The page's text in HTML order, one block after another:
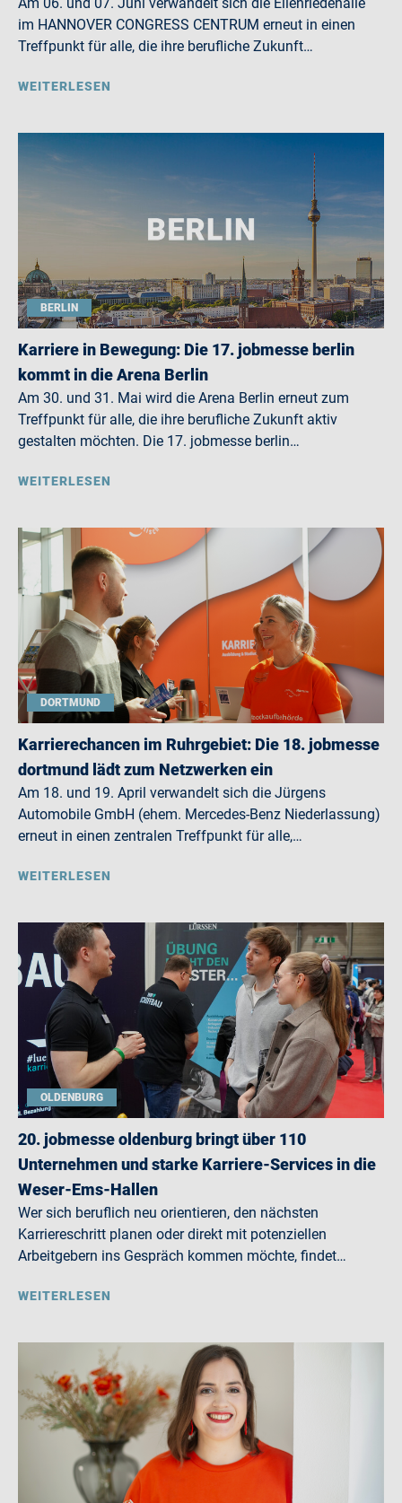
im HANNOVER CONGRESS CENTRUM erneut in einen
Treffpunkt für alle, die ihre berufliche Zukunft…
WEITERLESEN
BERLIN
Karriere in Bewegung: Die 17. jobmesse berlin
kommt in die Arena Berlin
Am 30. und 31. Mai wird die Arena Berlin erneut zum
Treffpunkt für alle, die ihre berufliche Zukunft aktiv
gestalten möchten. Die 17. jobmesse berlin…
WEITERLESEN
DORTMUND
Karrierechancen im Ruhrgebiet: Die 18. jobmesse
dortmund lädt zum Netzwerken ein
Am 18. und 19. April verwandelt sich die Jürgens
Automobile GmbH (ehem. Mercedes-Benz Niederlassung)
erneut in einen zentralen Treffpunkt für alle,…
WEITERLESEN
OLDENBURG
20. jobmesse oldenburg bringt über 110
Unternehmen und starke Karriere-Services in die
Weser-Ems-Hallen
Wer sich beruflich neu orientieren, den nächsten
Karriereschritt planen oder direkt mit potenziellen
Arbeitgebern ins Gespräch kommen möchte, findet…
WEITERLESEN